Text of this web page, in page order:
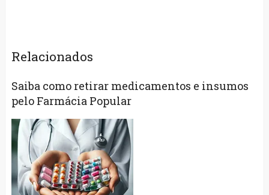
Relacionados
Saiba como retirar medicamentos e insumos
pelo Farmácia Popular